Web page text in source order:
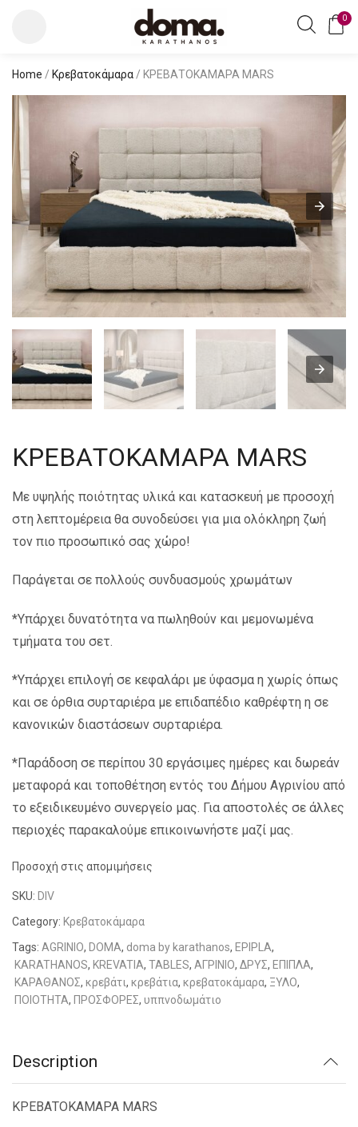
0
Home / Κρεβατοκάμαρα / ΚΡΕΒΑΤΟΚΑΜΑΡΑ MARS
ΚΡΕΒΑΤΟΚΑΜΑΡΑ MARS
Με υψηλής ποιότητας υλικά και κατασκευή με προσοχή
στη λεπτομέρεια θα συνοδεύσει για μια ολόκληρη ζωή
τον πιο προσωπικό σας χώρο!
Παράγεται σε πολλούς συνδυασμούς χρωμάτων
*Υπάρχει δυνατότητα να πωληθούν και μεμονωμένα
τμήματα του σετ.
*Υπάρχει επιλογή σε κεφαλάρι με ύφασμα η χωρίς όπως
και σε όρθια συρταριέρα με επιδαπέδιο καθρέφτη η σε
κανονικών διαστάσεων συρταριέρα.
*Παράδοση σε περίπου 30 εργάσιμες ημέρες και δωρεάν
μεταφορά και τοποθέτηση εντός του Δήμου Αγρινίου από
το εξειδικευμένο συνεργείο μας. Για αποστολές σε άλλες
περιοχές παρακαλούμε επικοινωνήστε μαζί μας.
Προσοχή στις απομιμήσεις
SKU: DIV
Category: Κρεβατοκάμαρα
Tags: AGRINIO, DOMA, doma by karathanos, EPIPLA,
KARATHANOS, KREVATIA, TABLES, ΑΓΡΙΝΙΟ, ΔΡΥΣ, ΕΠΙΠΛΑ,
ΚΑΡΑΘΑΝΟΣ, κρεβάτι, κρεβάτια, κρεβατοκάμαρα, ΞΥΛΟ,
ΠΟΙΟΤΗΤΑ, ΠΡΟΣΦΟΡΕΣ, υππνοδωμάτιο
Description
ΚΡΕΒΑΤΟΚΑΜΑΡΑ MARS